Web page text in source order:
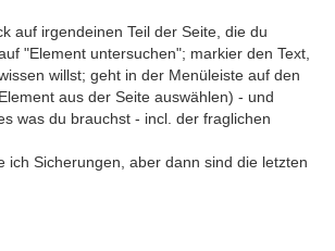
auf irgendeinen Teil der Seite, die du
"Element untersuchen"; markier den Text,
willst; geht in der Menüleiste auf den
aus der Seite auswählen) - und
was du brauchst - incl. der fraglichen
ich Sicherungen, aber dann sind die letzten